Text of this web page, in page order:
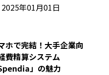
2025年01月01日
ホで完結！大手企業向
費精算システム
Spendia」の魅力